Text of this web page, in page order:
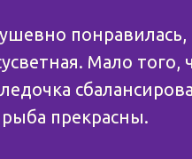
понравилась,
Мало того,
рыба прекрасны.